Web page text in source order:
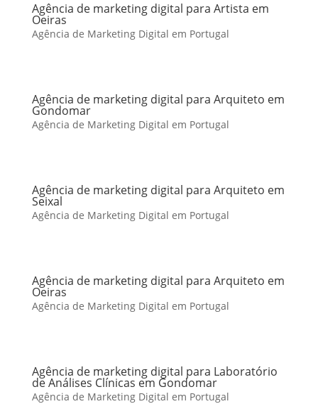
Agência de marketing digital para Artista em
Oeiras
Agência de Marketing Digital em Portugal
Agência de marketing digital para Arquiteto em
Gondomar
Agência de Marketing Digital em Portugal
Agência de marketing digital para Arquiteto em
Seixal
Agência de Marketing Digital em Portugal
Agência de marketing digital para Arquiteto em
Oeiras
Agência de Marketing Digital em Portugal
Agência de marketing digital para Laboratório
de Análises Clínicas em Gondomar
Agência de Marketing Digital em Portugal